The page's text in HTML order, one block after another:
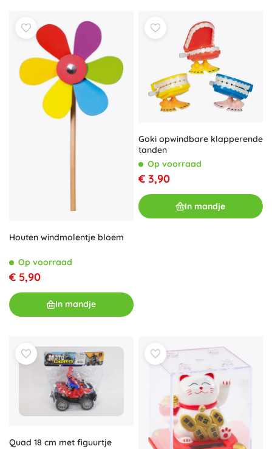
Houten windmolentje bloem
Op voorraad
€ 5,90
In mandje
Goki opwindbare klapperende
tanden
Op voorraad
€ 3,90
In mandje
Quad 18 cm met figuurtje